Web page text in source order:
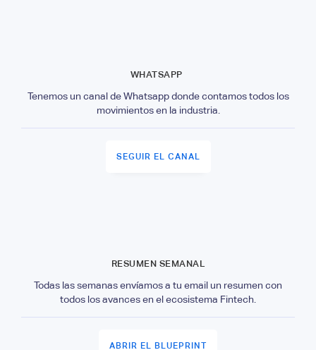
WHATSAPP
Tenemos un canal de Whatsapp donde contamos todos los
movimientos en la industria.
SEGUIR EL CANAL
RESUMEN SEMANAL
Todas las semanas envíamos a tu email un resumen con
todos los avances en el ecosistema Fintech.
ABRIR EL BLUEPRINT